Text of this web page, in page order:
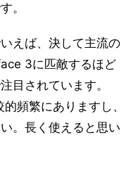
。
えば、決して主流の
3に匹敵するほど
目されています。
頻繁にありますし、
。長く使えると思い